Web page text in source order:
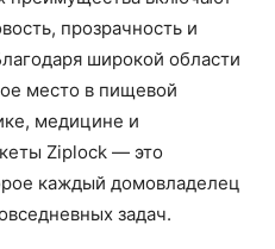
прозрачность и
широкой области
место в пищевой
медицине и
Ziplock — это
каждый домовладелец
задач.